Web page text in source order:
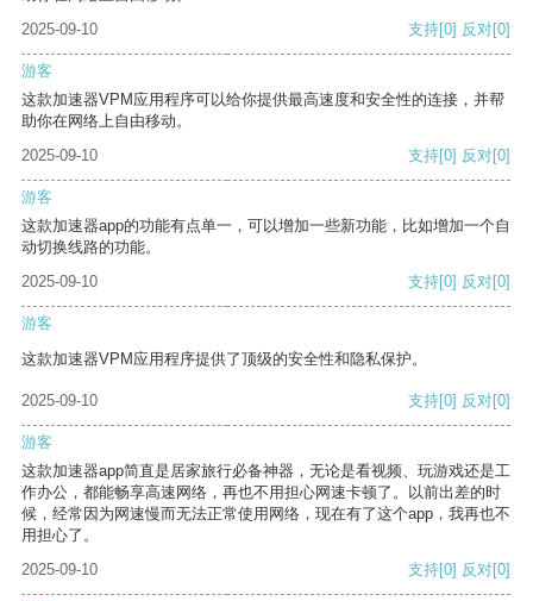
2025-09-10
支持[0] 反对[0]
游客
这款加速器VPM应用程序可以给你提供最高速度和安全性的连接，并帮
助你在网络上自由移动。
2025-09-10
支持[0] 反对[0]
游客
这款加速器app的功能有点单一，可以增加一些新功能，比如增加一个自
动切换线路的功能。
2025-09-10
支持[0] 反对[0]
游客
这款加速器VPM应用程序提供了顶级的安全性和隐私保护。
2025-09-10 支持[0] 反对[0]
游客
这款加速器app简直是居家旅行必备神器，无论是看视频、玩游戏还是工
作办公，都能畅享高速网络，再也不用担心网速卡顿了。以前出差的时
候，经常因为网速慢而无法正常使用网络，现在有了这个app，我再也不
用担心了。
2025-09-10
支持[0] 反对[0]